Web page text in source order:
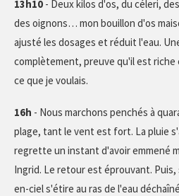
13h10 - Deux kilos d'os, du céleri,
des oignons… mon bouillon d'os
ajusté les dosages et réduit l'eau.
complètement, preuve qu'il est riche
ce que je voulais.
16h - Nous marchons penchés à
plage, tant le vent est fort. La pluie
regrette un instant d'avoir emmené
Ingrid. Le retour est éprouvant. Puis,
en-ciel s'étire au ras de l'eau